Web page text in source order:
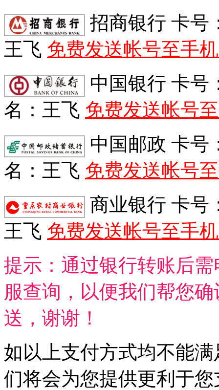
招商银行 卡号
王飞 免费发送帐号至手
中国银行 卡号
名：王飞 免费发送帐号
中国邮政 卡号
名：王飞 免费发送帐号
商业银行 卡号
王飞 免费发送帐号至手
提示：通过银行转账后需
服查询，以便我们帮您
送，谢谢！
如以上支付方式均不能
们将会为您提供更利于